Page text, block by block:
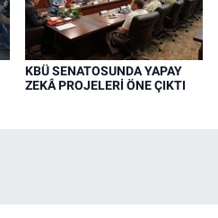
KBÜ SENATOSUNDA YAPAY
ZEKÂ PROJELERİ ÖNE ÇIKTI